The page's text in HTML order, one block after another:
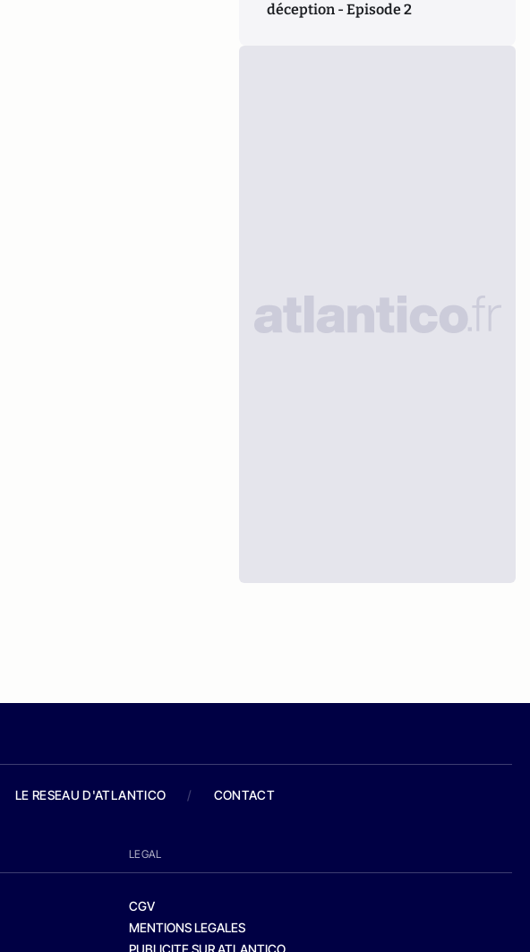
déception - Episode 2
LE RESEAU D'ATLANTICO / CONTACT
LEGAL
CGV
MENTIONS LEGALES
PUBLICITE SUR ATLANTICO